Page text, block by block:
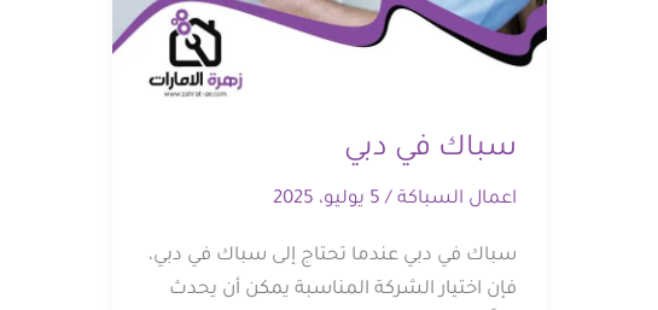
سباك في دبي
اعمال السباكة / 5 يوليو، 2025
سباك في دبي عندما تحتاج إلى سباك في دبي،
فإن اختيار الشركة المناسبة يمكن أن يحدث